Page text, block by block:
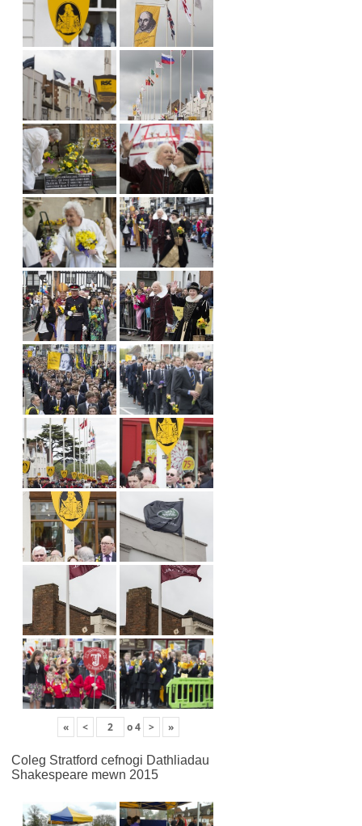
« < o4 > »
Coleg Stratford cefnogi Dathliadau
Shakespeare mewn 2015